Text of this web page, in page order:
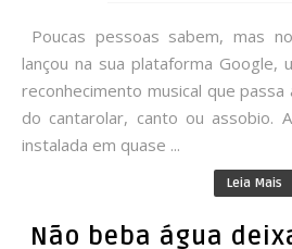
Poucas pessoas sabem, mas
lançou na sua plataforma Google,
reconhecimento musical que
do cantarolar, canto ou assobio.
instalada em quase ...
Leia Mais
Não beba água